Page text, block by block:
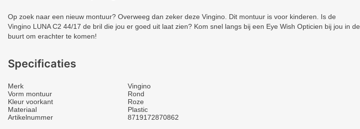
Op zoek naar een nieuw montuur? Overweeg dan zeker deze Vingino. Dit montuur is voor kinderen. Is de
Vingino LUNA C2 44/17 de bril die jou er goed uit laat zien? Kom snel langs bij een Eye Wish Opticien bij jou in de
buurt om erachter te komen!
Specificaties
Merk
Vingino
Vorm montuur
Rond
Kleur voorkant
Roze
Materiaal
Plastic
Artikelnummer
8719172870862